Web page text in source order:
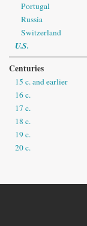
Portugal
Russia
Switzerland
U.S.
Centuries
15 c. and earlier
16 c.
17 c.
18 c.
19 c.
20 c.